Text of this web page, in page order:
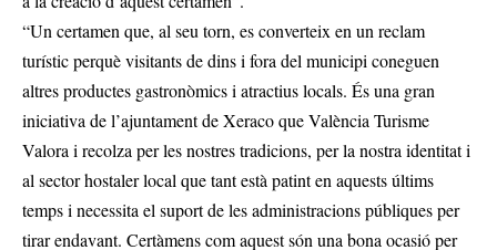
“Un certamen que, al seu torn, es converteix en un reclam
turístic perquè visitants de dins i fora del municipi coneguen
altres productes gastronòmics i atractius locals. És una gran
iniciativa de l’ajuntament de Xeraco que València Turisme
Valora i recolza per les nostres tradicions, per la nostra identitat i
al sector hostaler local que tant està patint en aquests últims
temps i necessita el suport de les administracions públiques per
tirar endavant. Certàmens com aquest són una bona ocasió per